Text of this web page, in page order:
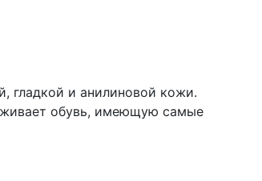
гладкой и анилиновой кожи.
обувь, имеющую самые